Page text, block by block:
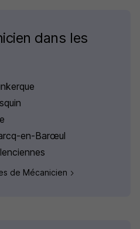
dans les
en-Barœul
de Mécanicien